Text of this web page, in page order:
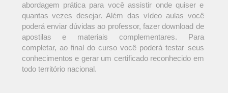
abordagem prática para você assistir onde quiser e
quantas vezes desejar. Além das vídeo aulas você
poderá enviar dúvidas ao professor, fazer download de
apostilas e materiais complementares. Para
completar, ao final do curso você poderá testar seus
conhecimentos e gerar um certificado reconhecido em
todo território nacional.